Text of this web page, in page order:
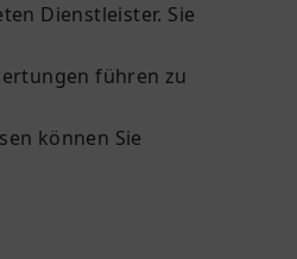
Dienstleister. Sie
führen zu
können Sie